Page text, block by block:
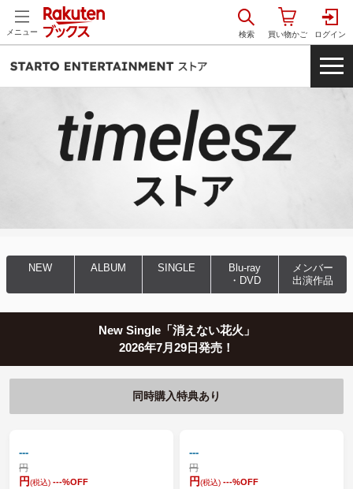
メニュー
NEW ALBUM SINGLE
Blu-ray
・DVD
メンバー
出演作品
New Single「消えない花火」
2026年7月29日発売！
同時購入特典あり
---
円
円(税込) ---%OFF
---
円
円(税込) ---%OFF